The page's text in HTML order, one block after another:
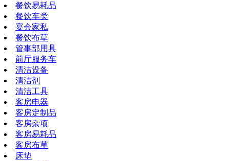
餐饮易耗品
餐饮车类
宴会家私
餐饮布草
管事部用具
前厅服务车
清洁设备
清洁剂
清洁工具
客房电器
客房定制品
客房杂项
客房易耗品
客房布草
床垫